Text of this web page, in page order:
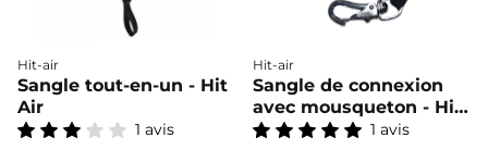
Hit-air
Sangle tout-en-un - Hit
Air
1 avis
Hit-air
Sangle de connexion
avec mousqueton - Hit
Air
1 avis